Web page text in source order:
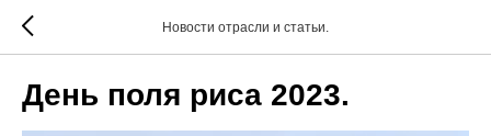
Новости отрасли и статьи.
День поля риса 2023.